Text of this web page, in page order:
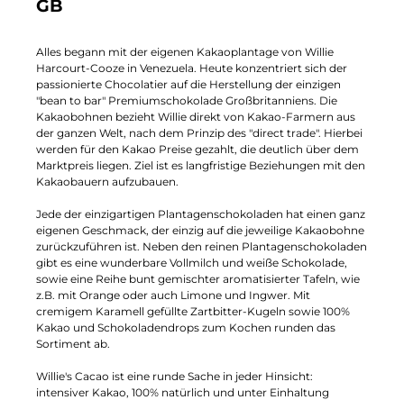
GB
Alles begann mit der eigenen Kakaoplantage von Willie
Harcourt-Cooze in Venezuela. Heute konzentriert sich der
passionierte Chocolatier auf die Herstellung der einzigen
"bean to bar" Premiumschokolade Großbritanniens. Die
Kakaobohnen bezieht Willie direkt von Kakao-Farmern aus
der ganzen Welt, nach dem Prinzip des "direct trade". Hierbei
werden für den Kakao Preise gezahlt, die deutlich über dem
Marktpreis liegen. Ziel ist es langfristige Beziehungen mit den
Kakaobauern aufzubauen.
Jede der einzigartigen Plantagenschokoladen hat einen ganz
eigenen Geschmack, der einzig auf die jeweilige Kakaobohne
zurückzuführen ist. Neben den reinen Plantagenschokoladen
gibt es eine wunderbare Vollmilch und weiße Schokolade,
sowie eine Reihe bunt gemischter aromatisierter Tafeln, wie
z.B. mit Orange oder auch Limone und Ingwer. Mit
cremigem Karamell gefüllte Zartbitter-Kugeln sowie 100%
Kakao und Schokoladendrops zum Kochen runden das
Sortiment ab.
Willie's Cacao ist eine runde Sache in jeder Hinsicht:
intensiver Kakao, 100% natürlich und unter Einhaltung